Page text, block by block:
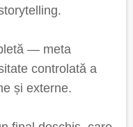
— meta
controlată a
și externe.